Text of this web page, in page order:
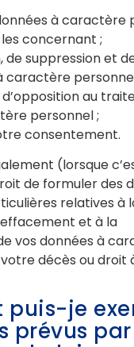
à caractère
concernant ;
de suppression et
caractère
au
personnel ;
consentement.
(lorsque
de formuler des
relatives à
et à la
vos données à
décès ou droit
puis-je
prévus